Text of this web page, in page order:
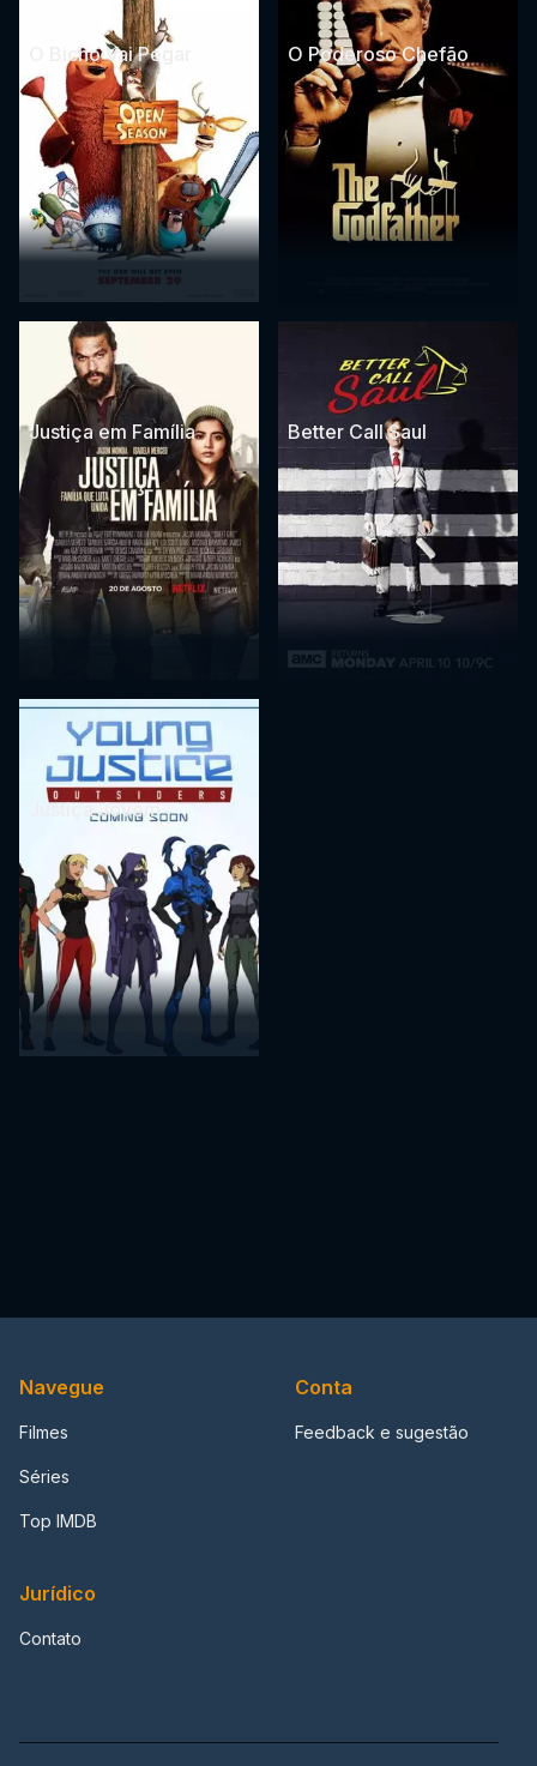
O Bicho Vai Pegar O Poderoso Chefão
Justiça em Família Better Call Saul
Justiça Jovem
Navegue
Filmes
Séries
Top IMDB
Conta
Feedback e sugestão
Jurídico
Contato